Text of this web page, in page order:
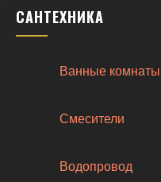
САНТЕХНИКА
Ванные комнаты
Смесители
Водопровод